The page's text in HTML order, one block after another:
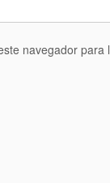
navegador para